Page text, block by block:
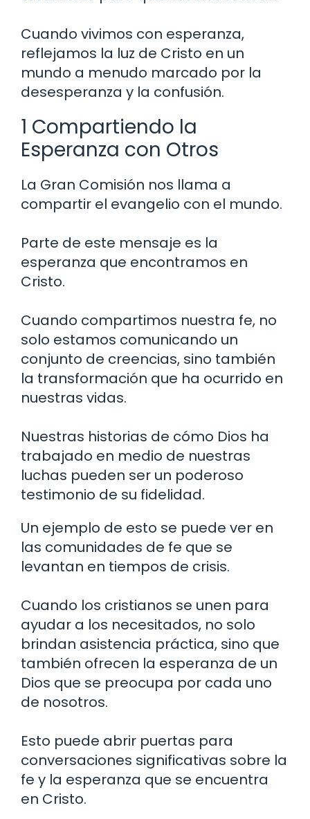
Cuando vivimos con esperanza,
reflejamos la luz de Cristo en un
mundo a menudo marcado por la
desesperanza y la confusión.
1 Compartiendo la
Esperanza con Otros
La Gran Comisión nos llama a
compartir el evangelio con el mundo.
Parte de este mensaje es la
esperanza que encontramos en
Cristo.
Cuando compartimos nuestra fe, no
solo estamos comunicando un
conjunto de creencias, sino también
la transformación que ha ocurrido en
nuestras vidas.
Nuestras historias de cómo Dios ha
trabajado en medio de nuestras
luchas pueden ser un poderoso
testimonio de su fidelidad.
Un ejemplo de esto se puede ver en
las comunidades de fe que se
levantan en tiempos de crisis.
Cuando los cristianos se unen para
ayudar a los necesitados, no solo
brindan asistencia práctica, sino que
también ofrecen la esperanza de un
Dios que se preocupa por cada uno
de nosotros.
Esto puede abrir puertas para
conversaciones significativas sobre la
fe y la esperanza que se encuentra
en Cristo.